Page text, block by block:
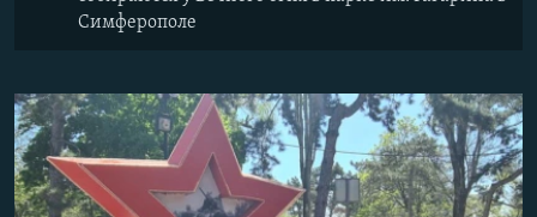
Симферополе